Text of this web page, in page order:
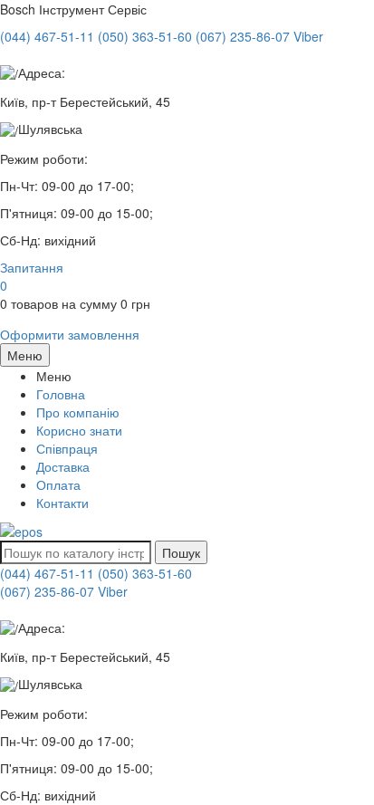
Bosch Інструмент Сервіс
(044) 467-51-11 (050) 363-51-60 (067) 235-86-07 Viber
Адреса:
Київ, пр-т Берестейський, 45
Шулявська
Режим роботи:
Пн-Чт: 09-00 до 17-00;
П'ятниця: 09-00 до 15-00;
Сб-Нд: вихідний
Запитання
0
0 товаров на сумму 0 грн
Оформити замовлення
Меню
Меню
Головна
Про компанію
Корисно знати
Співпраця
Доставка
Оплата
Контакти
Пошук
(044) 467-51-11 (050) 363-51-60
(067) 235-86-07 Viber
Адреса:
Київ, пр-т Берестейський, 45
Шулявська
Режим роботи:
Пн-Чт: 09-00 до 17-00;
П'ятниця: 09-00 до 15-00;
Сб-Нд: вихідний